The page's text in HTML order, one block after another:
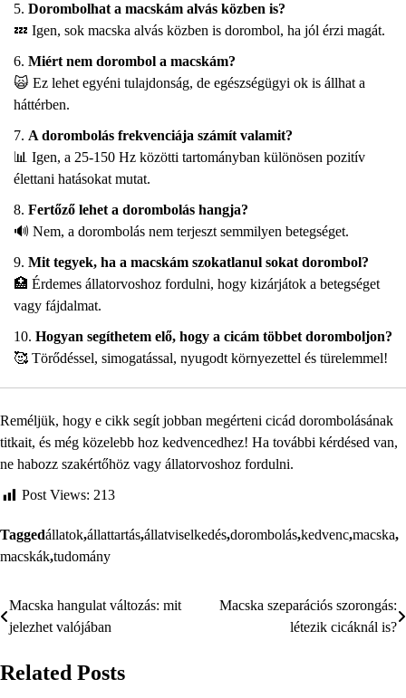
Dorombolhat a macskám alvás közben is?
💤 Igen, sok macska alvás közben is dorombol, ha jól érzi magát.
Miért nem dorombol a macskám?
🙀 Ez lehet egyéni tulajdonság, de egészségügyi ok is állhat a
háttérben.
A dorombolás frekvenciája számít valamit?
📊 Igen, a 25-150 Hz közötti tartományban különösen pozitív
élettani hatásokat mutat.
Fertőző lehet a dorombolás hangja?
🔊 Nem, a dorombolás nem terjeszt semmilyen betegséget.
Mit tegyek, ha a macskám szokatlanul sokat dorombol?
🏥 Érdemes állatorvoshoz fordulni, hogy kizárjátok a betegséget
vagy fájdalmat.
Hogyan segíthetem elő, hogy a cicám többet doromboljon?
🥰 Törődéssel, simogatással, nyugodt környezettel és türelemmel!
Reméljük, hogy e cikk segít jobban megérteni cicád dorombolásának
titkait, és még közelebb hoz kedvencedhez! Ha további kérdésed van,
ne habozz szakértőhöz vagy állatorvoshoz fordulni.
Post Views: 213
Taggedállatok,állattartás,állatviselkedés,dorombolás,kedvenc,macska,
macskák,tudomány
Bejegyzés
Macska hangulat változás: mit
jelezhet valójában
Macska szeparációs szorongás:
létezik cicáknál is?
Related Posts